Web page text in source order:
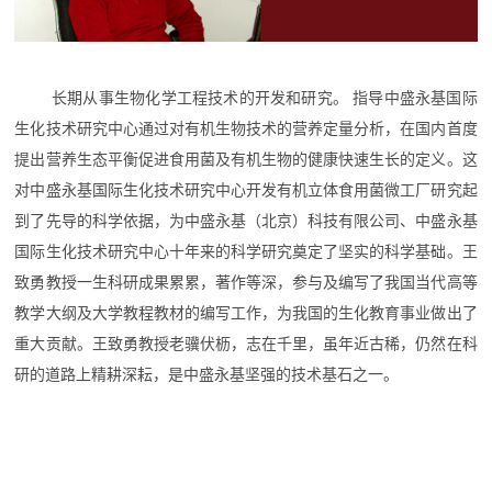
长期从事生物化学工程技术的开发和研究。 指导中盛永基国际
生化技术研究中心通过对有机生物技术的营养定量分析，在国内首度
提出营养生态平衡促进食用菌及有机生物的健康快速生长的定义。这
对中盛永基国际生化技术研究中心开发有机立体食用菌微工厂研究起
到了先导的科学依据，为中盛永基（北京）科技有限公司、中盛永基
国际生化技术研究中心十年来的科学研究奠定了坚实的科学基础。王
致勇教授一生科研成果累累，著作等深，参与及编写了我国当代高等
教学大纲及大学教程教材的编写工作，为我国的生化教育事业做出了
重大贡献。王致勇教授老骥伏枥，志在千里，虽年近古稀，仍然在科
研的道路上精耕深耘，是中盛永基坚强的技术基石之一。